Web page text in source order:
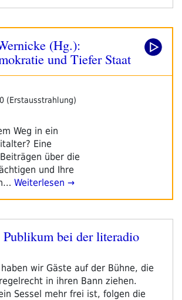
(Hg.):
und Tiefer Staat
(Erstausstrahlung)
Weg in ein
Eine
über die
und Ihre
Weiterlesen →
bei der literadio
wir Gäste auf der Bühne, die
in ihren Bann ziehen.
Sessel mehr frei ist, folgen die